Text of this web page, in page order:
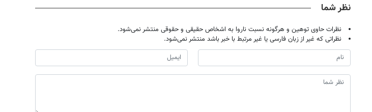
نظر شما
نظرات حاوی توهین و هرگونه نسبت ناروا به اشخاص حقیقی و حقوقی منتشر نمی‌شود.
نظراتی که غیر از زبان فارسی یا غیر مرتبط با خبر باشد منتشر نمی‌شود.